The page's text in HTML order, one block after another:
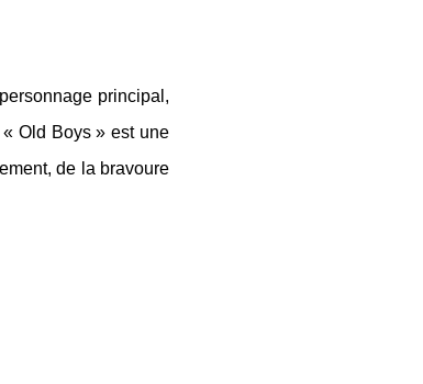
principal,
« Old Boys » est une
de la bravoure